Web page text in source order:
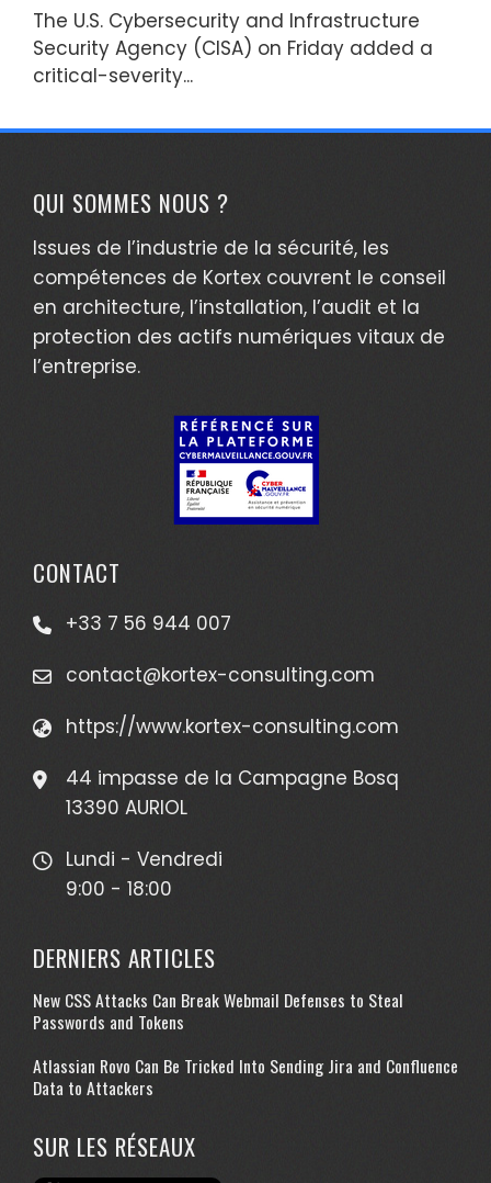
The U.S. Cybersecurity and Infrastructure
Security Agency (CISA) on Friday added a
critical-severity...
QUI SOMMES NOUS ?
Issues de l’industrie de la sécurité, les
compétences de Kortex couvrent le conseil
en architecture, l’installation, l’audit et la
protection des actifs numériques vitaux de
l’entreprise.
CONTACT
+33 7 56 944 007
contact@kortex-consulting.com
https://www.kortex-consulting.com
44 impasse de la Campagne Bosq
13390 AURIOL
Lundi - Vendredi
9:00 - 18:00
DERNIERS ARTICLES
New CSS Attacks Can Break Webmail Defenses to Steal
Passwords and Tokens
Atlassian Rovo Can Be Tricked Into Sending Jira and Confluence
Data to Attackers
SUR LES RÉSEAUX